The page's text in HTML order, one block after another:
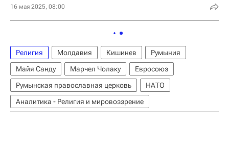
16 мая 2025, 08:00
Религия Молдавия Кишинев
Румыния
Майя Санду
Марчел Чолаку
Евросоюз
Румынская православная церковь
НАТО
Аналитика - Религия и мировоззрение